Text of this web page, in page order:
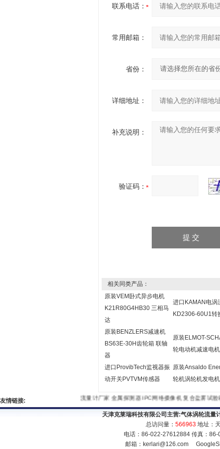
联系电话：
常用邮箱：
省份：
详细地址：
补充说明：
验证码：
相关同类产品：
原装VEM卧式异步电机
K21R80G4HB30 三相马
达
进口KAMAN电涡
KD2306-60U1转
原装BENZLERS减速机
BS63E-30H齿轮箱 联轴
器
原装ELMOT-
轮电动机减速电
进口ProvibTech监视器振
动开关PVTVM传感器
原装Ansaldo
轮机涡轮机发电机
友情链接: 流量计厂家金属探测器IPC网络摄像机复合盐雾试验箱塑
天津克莱瑞科技有限公司主营:气体涡轮流量
总访问量： 566963 地址：
电话：86-022-27612884 传真：
邮箱： kerlari@126.com